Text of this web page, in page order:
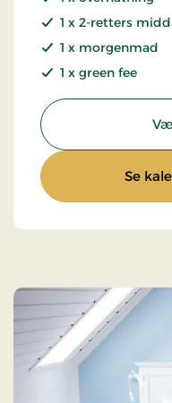
1 x 2-retters
1 x morgenmad
1 x green fee
Se